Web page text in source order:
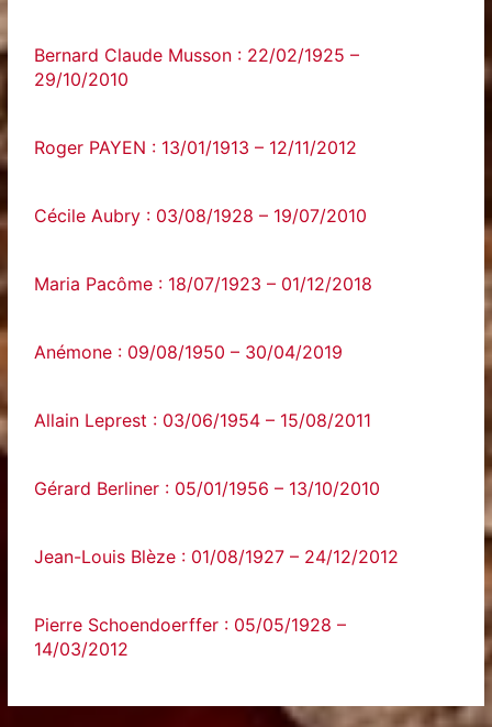
Bernard Claude Musson : 22/02/1925 –
29/10/2010
Roger PAYEN : 13/01/1913 – 12/11/2012
Cécile Aubry : 03/08/1928 – 19/07/2010
Maria Pacôme : 18/07/1923 – 01/12/2018
Anémone : 09/08/1950 – 30/04/2019
Allain Leprest : 03/06/1954 – 15/08/2011
Gérard Berliner : 05/01/1956 – 13/10/2010
Jean-Louis Blèze : 01/08/1927 – 24/12/2012
Pierre Schoendoerffer : 05/05/1928 –
14/03/2012